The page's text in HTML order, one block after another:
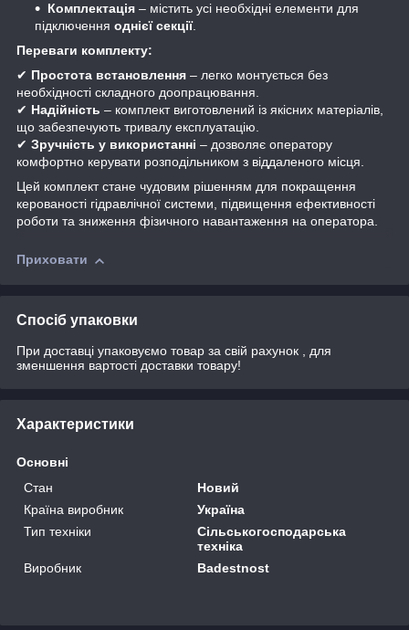
Комплектація – містить усі необхідні елементи для
підключення однієї секції.
Переваги комплекту:
✔ Простота встановлення – легко монтується без
необхідності складного доопрацювання.
✔ Надійність – комплект виготовлений із якісних матеріалів,
що забезпечують тривалу експлуатацію.
✔ Зручність у використанні – дозволяє оператору
комфортно керувати розподільником з віддаленого місця.
Цей комплект стане чудовим рішенням для покращення
керованості гідравлічної системи, підвищення ефективності
роботи та зниження фізичного навантаження на оператора.
Приховати
Спосіб упаковки
При доставці упаковуємо товар за свій рахунок , для
зменшення вартості доставки товару!
Характеристики
Основні
Стан
Новий
Країна виробник
Україна
Тип техніки
Сільськогосподарська
техніка
Виробник
Badestnost